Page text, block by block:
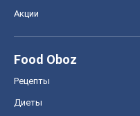
Акции
Food Oboz
Рецепты
Диеты